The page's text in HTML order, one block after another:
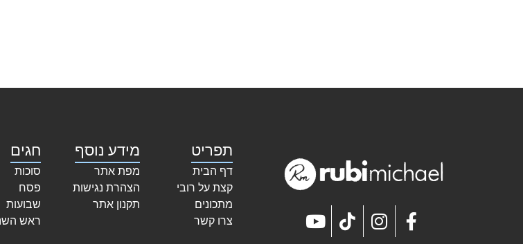
תפריט
דף הבית
קצת על רובי
מתכונים
צרו קשר
מידע נוסף
מפת אתר
הצהרת נגישות
תקנון אתר
חגים
סוכות
פסח
שבועות
ראש